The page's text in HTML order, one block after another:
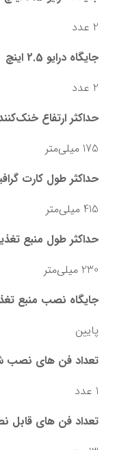
2 عدد
جایگاه درایو 2.5 اینچ
2 عدد
حداکثر ارتفاع خنک‌کننده پردازنده
175 میلی‌متر
حداکثر طول کارت
415 میلی‌متر
حداکثر طول منبع
230 میلی‌متر
جایگاه نصب منبع
پایین
تعداد فن های نصب
1 عدد
تعداد فن های